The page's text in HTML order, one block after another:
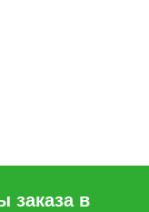
заказа в